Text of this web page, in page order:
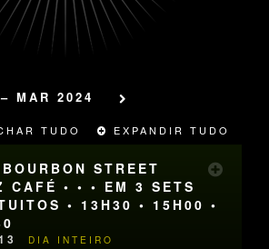
MAR 2024
TUDO EXPANDIR TUDO
STREET
CAFÉ • • • EM 3 SETS
• 13H30 • 15H00 •
DIA INTEIRO